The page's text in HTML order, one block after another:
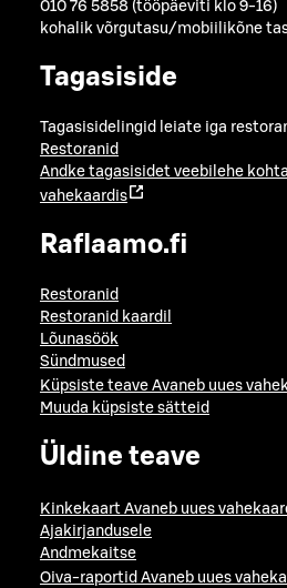
010 76 5858 (tööpäeviti klo 9-16)
kohalik võrgutasu/mobiilikõne
Tagasiside
Tagasisidelingid leiate iga
Restoranid
Andke tagasisidet veebilehe kohta
vahekaardis
Raflaamo.fi
Restoranid
Restoranid kaardil
Lõunasöök
Sündmused
Küpsiste teave Avaneb uues
Muuda küpsiste sätteid
Üldine teave
Kinkekaart Avaneb uues
Ajakirjandusele
Andmekaitse
Oiva-raportid Avaneb uues